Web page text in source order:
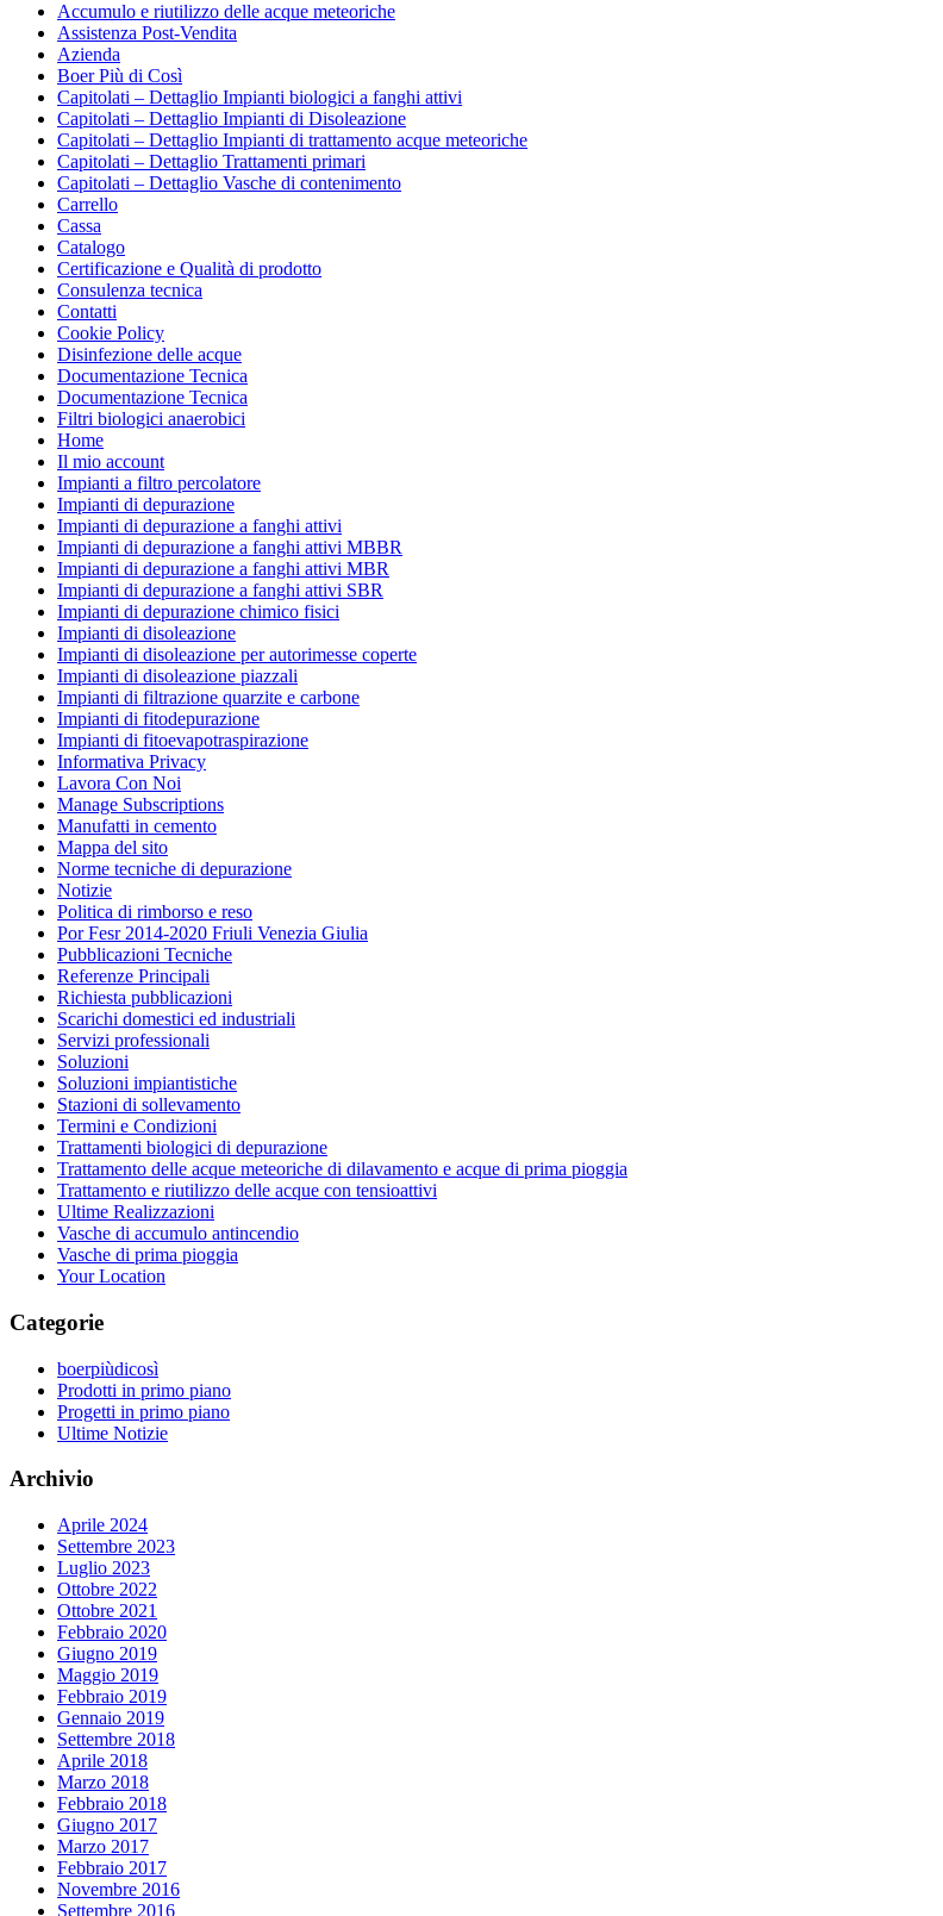
Accumulo e riutilizzo delle acque meteoriche
Assistenza Post-Vendita
Azienda
Boer Più di Così
Capitolati – Dettaglio Impianti biologici a fanghi attivi
Capitolati – Dettaglio Impianti di Disoleazione
Capitolati – Dettaglio Impianti di trattamento acque meteoriche
Capitolati – Dettaglio Trattamenti primari
Capitolati – Dettaglio Vasche di contenimento
Carrello
Cassa
Catalogo
Certificazione e Qualità di prodotto
Consulenza tecnica
Contatti
Cookie Policy
Disinfezione delle acque
Documentazione Tecnica
Documentazione Tecnica
Filtri biologici anaerobici
Home
Il mio account
Impianti a filtro percolatore
Impianti di depurazione
Impianti di depurazione a fanghi attivi
Impianti di depurazione a fanghi attivi MBBR
Impianti di depurazione a fanghi attivi MBR
Impianti di depurazione a fanghi attivi SBR
Impianti di depurazione chimico fisici
Impianti di disoleazione
Impianti di disoleazione per autorimesse coperte
Impianti di disoleazione piazzali
Impianti di filtrazione quarzite e carbone
Impianti di fitodepurazione
Impianti di fitoevapotraspirazione
Informativa Privacy
Lavora Con Noi
Manage Subscriptions
Manufatti in cemento
Mappa del sito
Norme tecniche di depurazione
Notizie
Politica di rimborso e reso
Por Fesr 2014-2020 Friuli Venezia Giulia
Pubblicazioni Tecniche
Referenze Principali
Richiesta pubblicazioni
Scarichi domestici ed industriali
Servizi professionali
Soluzioni
Soluzioni impiantistiche
Stazioni di sollevamento
Termini e Condizioni
Trattamenti biologici di depurazione
Trattamento delle acque meteoriche di dilavamento e acque di prima pioggia
Trattamento e riutilizzo delle acque con tensioattivi
Ultime Realizzazioni
Vasche di accumulo antincendio
Vasche di prima pioggia
Your Location
Categorie
boerpiùdicosì
Prodotti in primo piano
Progetti in primo piano
Ultime Notizie
Archivio
Aprile 2024
Settembre 2023
Luglio 2023
Ottobre 2022
Ottobre 2021
Febbraio 2020
Giugno 2019
Maggio 2019
Febbraio 2019
Gennaio 2019
Settembre 2018
Aprile 2018
Marzo 2018
Febbraio 2018
Giugno 2017
Marzo 2017
Febbraio 2017
Novembre 2016
Settembre 2016